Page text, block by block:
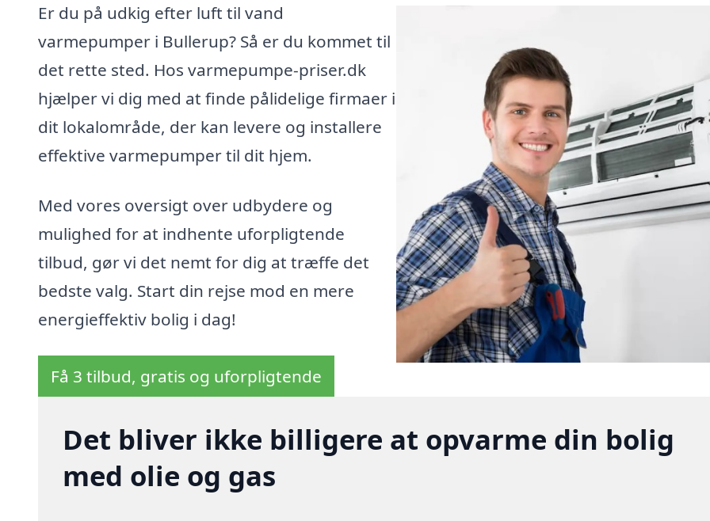
Er du på udkig efter luft til vand
varmepumper i Bullerup? Så er du kommet til
det rette sted. Hos varmepumpe-priser.dk
hjælper vi dig med at finde pålidelige firmaer i
dit lokalområde, der kan levere og installere
effektive varmepumper til dit hjem.
Med vores oversigt over udbydere og
mulighed for at indhente uforpligtende
tilbud, gør vi det nemt for dig at træffe det
bedste valg. Start din rejse mod en mere
energieffektiv bolig i dag!
Få 3 tilbud, gratis og uforpligtende
Det bliver ikke billigere at opvarme din bolig
med olie og gas